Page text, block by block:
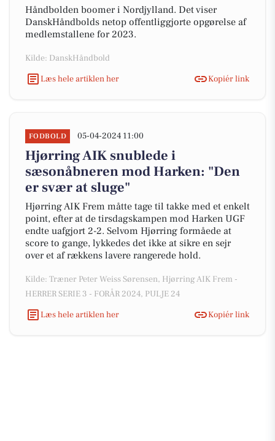
Håndbolden boomer i Nordjylland. Det viser
DanskHåndbolds netop offentliggjorte opgørelse af
medlemstallene for 2023.
Kilde: DanskHåndbold
Læs hele artiklen her
Kopiér link
FODBOLD 05-04-2024 11:00
Hjørring AIK snublede i
sæsonåbneren mod Harken: "Den
er svær at sluge"
Hjørring AIK Frem måtte tage til takke med et enkelt
point, efter at de tirsdagskampen mod Harken UGF
endte uafgjort 2-2. Selvom Hjørring formåede at
score to gange, lykkedes det ikke at sikre en sejr
over et af rækkens lavere rangerede hold.
Kilde: Træner Peter Weiss Sørensen, Hjørring AIK Frem -
HERRER SERIE 3 - FORÅR 2024, PULJE 24
Læs hele artiklen her
Kopiér link